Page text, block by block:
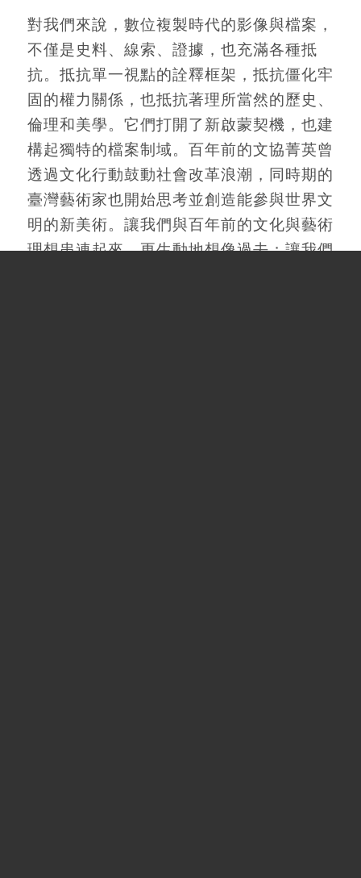
對我們來說，數位複製時代的影像與檔案，
不僅是史料、線索、證據，也充滿各種抵
抗。抵抗單一視點的詮釋框架，抵抗僵化牢
固的權力關係，也抵抗著理所當然的歷史、
倫理和美學。它們打開了新啟蒙契機，也建
構起獨特的檔案制域。百年前的文協菁英曾
透過文化行動鼓動社會改革浪潮，同時期的
臺灣藝術家也開始思考並創造能參與世界文
明的新美術。讓我們與百年前的文化與藝術
理想串連起來，更生動地想像過去；讓我們